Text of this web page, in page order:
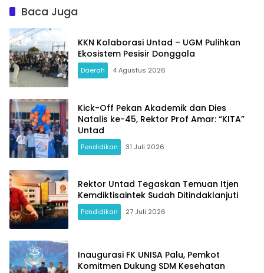
Baca Juga
KKN Kolaborasi Untad – UGM Pulihkan
Ekosistem Pesisir Donggala
Daerah 4 Agustus 2026
Kick-Off Pekan Akademik dan Dies
Natalis ke-45, Rektor Prof Amar: “KITA”
Untad
Pendidikan 31 Juli 2026
Rektor Untad Tegaskan Temuan Itjen
Kemdiktisaintek Sudah Ditindaklanjuti
Pendidikan 27 Juli 2026
Inaugurasi FK UNISA Palu, Pemkot
Komitmen Dukung SDM Kesehatan